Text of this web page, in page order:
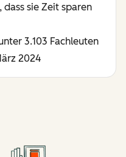
sie Zeit sparen
3.103 Fachleuten
2024